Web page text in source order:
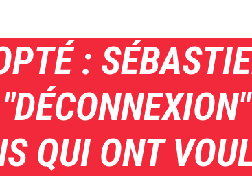
:
QUI ONT